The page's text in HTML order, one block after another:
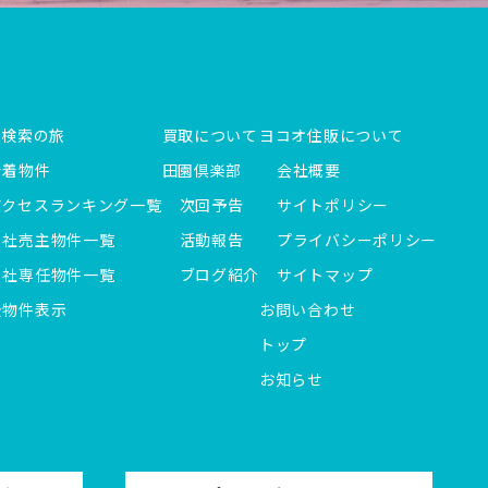
索の旅
物件
セスランキング一覧
売主物件一覧
専任物件一覧
件表示
買取について
田園倶楽部
次回予告
活動報告
ブログ紹介
ヨコオ住販について
会社概要
サイトポリシー
プライバシーポリシー
サイトマップ
お問い合わせ
トップ
お知らせ